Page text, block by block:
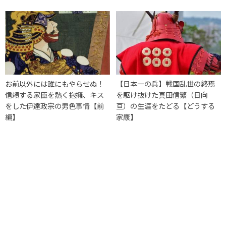
お前以外には誰にもやらせぬ！
信頼する家臣を熱く抱擁、キス
をした伊達政宗の男色事情【前
編】
【日本一の兵】戦国乱世の終焉
を駆け抜けた真田信繁（日向
亘）の生涯をたどる【どうする
家康】